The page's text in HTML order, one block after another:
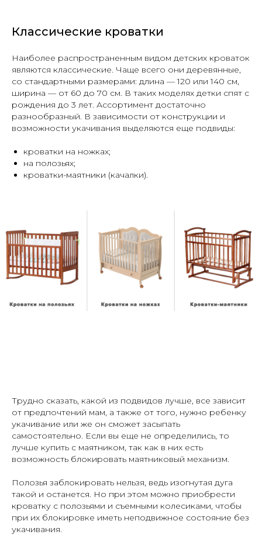
Классические кроватки
Наиболее распространенным видом детских кроваток
являются классические. Чаще всего они деревянные,
со стандартными размерами: длина — 120 или 140 см,
ширина — от 60 до 70 см. В таких моделях детки спят с
рождения до 3 лет. Ассортимент достаточно
разнообразный. В зависимости от конструкции и
возможности укачивания выделяются еще подвиды:
кроватки на ножках;
на полозьях;
кроватки-маятники (качалки).
Трудно сказать, какой из подвидов лучше, все зависит
от предпочтений мам, а также от того, нужно ребенку
укачивание или же он сможет засыпать
самостоятельно. Если вы еще не определились, то
лучше купить с маятником, так как в них есть
возможность блокировать маятниковый механизм.
Полозья заблокировать нельзя, ведь изогнутая дуга
такой и останется. Но при этом можно приобрести
кроватку с полозьями и съемными колесиками, чтобы
при их блокировке иметь неподвижное состояние без
укачивания.